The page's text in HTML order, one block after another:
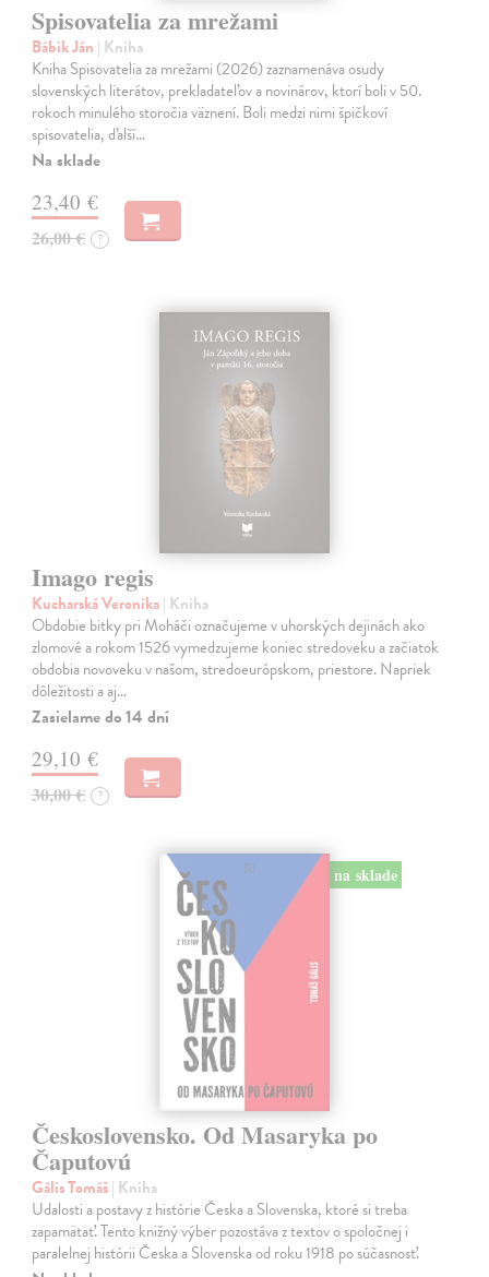
Spisovatelia za mrežami
Bábik Ján | Kniha
Kniha Spisovatelia za mrežami (2026) zaznamenáva osudy
slovenských literátov, prekladateľov a novinárov, ktorí boli v 50.
rokoch minulého storočia väznení. Boli medzi nimi špičkoví
spisovatelia, ďalší…
Na sklade
23,40 €
26,00 € ?
Imago regis
Kucharská Veronika| Kniha
Obdobie bitky pri Moháči označujeme v uhorských dejinách ako
zlomové a rokom 1526 vymedzujeme koniec stredoveku a začiatok
obdobia novoveku v našom, stredoeurópskom, priestore. Napriek
dôležitosti a aj…
Zasielame do 14 dní
29,10 €
30,00 € ?
na sklade
Československo. Od Masaryka po
Čaputovú
Gális Tomáš| Kniha
Udalosti a postavy z histórie Česka a Slovenska, ktoré si treba
zapamätať. Tento knižný výber pozostáva z textov o spoločnej i
paralelnej histórii Česka a Slovenska od roku 1918 po súčasnosť.